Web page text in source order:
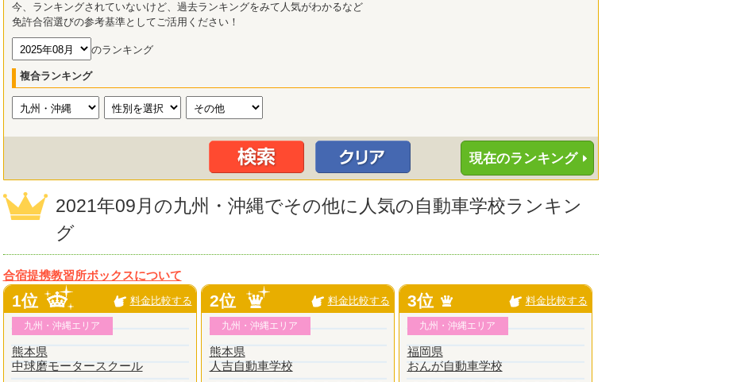
今、ランキングされていないけど、過去ランキングをみて人気がわかるなど
免許合宿選びの参考基準としてご活用ください！
のランキング
複合ランキング
現在のランキング
2021年09月の九州・沖縄でその他に人気の自動車学校ランキン
グ
合宿提携教習所ボックスについて
1位 料金比較する
九州・沖縄エリア
熊本県
中球磨モータースクール
2位 料金比較する
九州・沖縄エリア
熊本県
人吉自動車学校
3位 料金比較する
九州・沖縄エリア
福岡県
おんが自動車学校